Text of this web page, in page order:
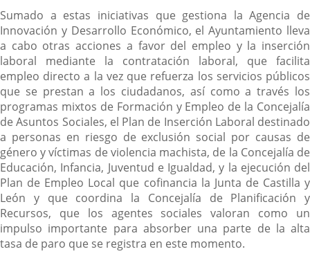
Sumado a estas iniciativas que gestiona la Agencia de
Innovación y Desarrollo Económico, el Ayuntamiento lleva
a cabo otras acciones a favor del empleo y la inserción
laboral mediante la contratación laboral, que facilita
empleo directo a la vez que refuerza los servicios públicos
que se prestan a los ciudadanos, así como a través los
programas mixtos de Formación y Empleo de la Concejalía
de Asuntos Sociales, el Plan de Inserción Laboral destinado
a personas en riesgo de exclusión social por causas de
género y víctimas de violencia machista, de la Concejalía de
Educación, Infancia, Juventud e Igualdad, y la ejecución del
Plan de Empleo Local que cofinancia la Junta de Castilla y
León y que coordina la Concejalía de Planificación y
Recursos, que los agentes sociales valoran como un
impulso importante para absorber una parte de la alta
tasa de paro que se registra en este momento.